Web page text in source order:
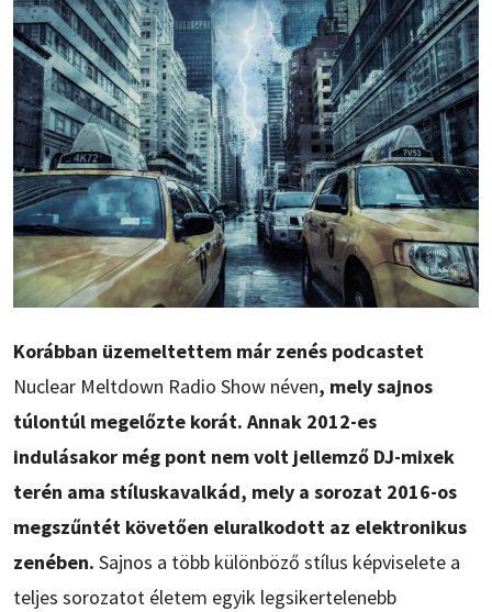
Korábban üzemeltettem már zenés podcastet
Nuclear Meltdown Radio Show néven, mely sajnos
túlontúl megelőzte korát. Annak 2012-es
indulásakor még pont nem volt jellemző DJ-mixek
terén ama stíluskavalkád, mely a sorozat 2016-os
megszűntét követően eluralkodott az elektronikus
zenében. Sajnos a több különböző stílus képviselete a
teljes sorozatot életem egyik legsikertelenebb